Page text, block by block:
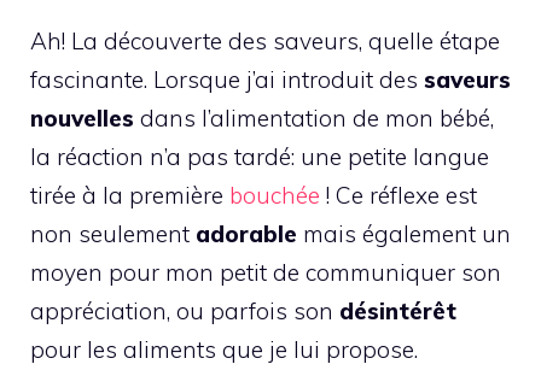
Ah! La découverte des saveurs, quelle étape
fascinante. Lorsque j’ai introduit des saveurs
nouvelles dans l’alimentation de mon bébé,
la réaction n’a pas tardé: une petite langue
tirée à la première bouchée ! Ce réflexe est
non seulement adorable mais également un
moyen pour mon petit de communiquer son
appréciation, ou parfois son désintérêt
pour les aliments que je lui propose.